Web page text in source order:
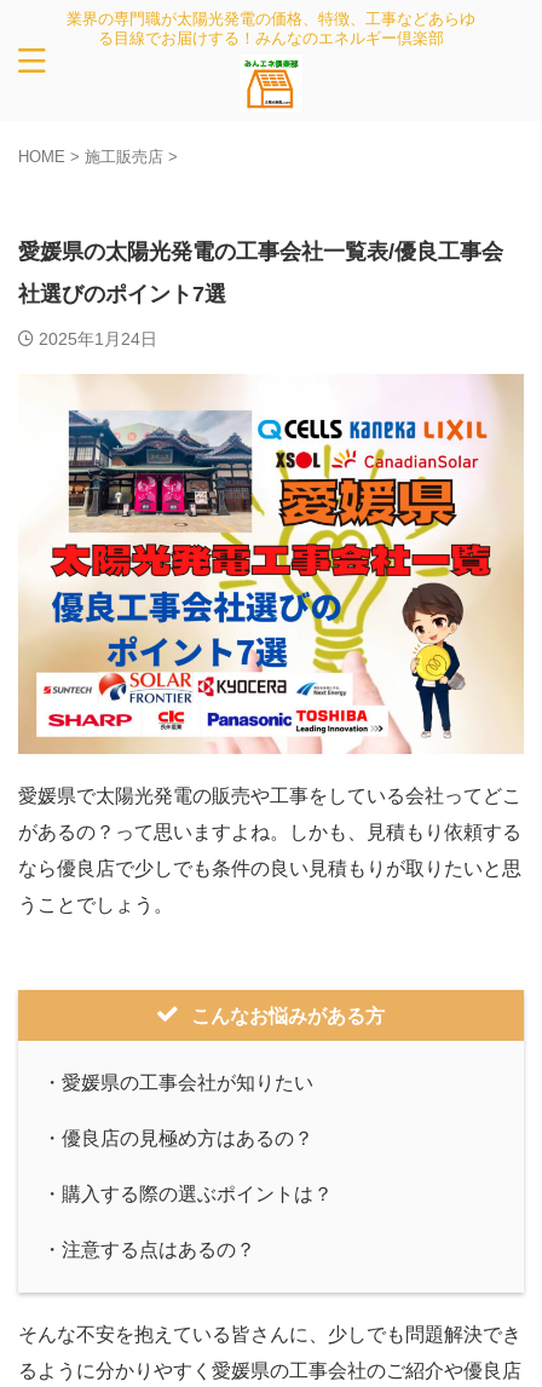
業界の専門職が太陽光発電の価格、特徴、工事などあらゆ
る目線でお届けする！みんなのエネルギー倶楽部
HOME > 施工販売店 >
愛媛県の太陽光発電の工事会社一覧表/優良工事会
社選びのポイント7選
2025年1月24日
愛媛県で太陽光発電の販売や工事をしている会社ってどこ
があるの？って思いますよね。しかも、見積もり依頼する
なら優良店で少しでも条件の良い見積もりが取りたいと思
うことでしょう。
こんなお悩みがある方
・愛媛県の工事会社が知りたい
・優良店の見極め方はあるの？
・購入する際の選ぶポイントは？
・注意する点はあるの？
そんな不安を抱えている皆さんに、少しでも問題解決でき
るように分かりやすく愛媛県の工事会社のご紹介や優良店